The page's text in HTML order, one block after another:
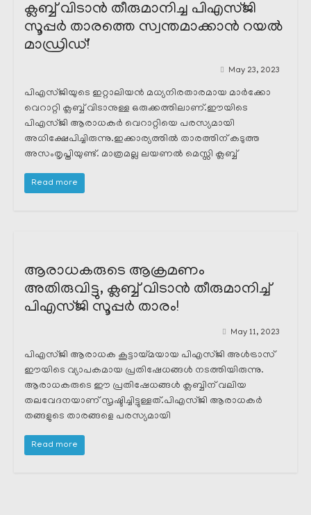
ക്ലബ്ബ് വിടാൻ തീരുമാനിച്ച പിഎസ്ജി
സൂപ്പർ താരത്തെ സ്വന്തമാക്കാൻ റയൽ
മാഡ്രിഡ്!
May 23, 2023
പിഎസ്ജിയുടെ ഇറ്റാലിയൻ മധ്യനിരതാരമായ മാർക്കോ
വെറാറ്റി ക്ലബ്ബ് വിടാനുള്ള ഒരുക്കത്തിലാണ്.ഈയിടെ
പിഎസ്ജി ആരാധകർ വെറാറ്റിയെ പരസ്യമായി
അധിക്ഷേപിച്ചിരുന്നു.ഇക്കാര്യത്തിൽ താരത്തിന് കടുത്ത
അസംതൃപ്തിയുണ്ട്. മാത്രമല്ല ലയണൽ മെസ്സി ക്ലബ്ബ്
Read more
ആരാധകരുടെ ആക്രമണം
അതിരുവിട്ടു, ക്ലബ്ബ് വിടാൻ തീരുമാനിച്ച്
പിഎസ്ജി സൂപ്പർ താരം!
May 11, 2023
പിഎസ്ജി ആരാധക കൂട്ടായ്മയായ പിഎസ്ജി അൾട്രാസ്
ഈയിടെ വ്യാപകമായ പ്രതിഷേധങ്ങൾ നടത്തിയിരുന്നു.
ആരാധകരുടെ ഈ പ്രതിഷേധങ്ങൾ ക്ലബ്ബിന് വലിയ
തലവേദനയാണ് സൃഷ്ടിച്ചിട്ടുള്ളത്.പിഎസ്ജി ആരാധകർ
തങ്ങളുടെ താരങ്ങളെ പരസ്യമായി
Read more